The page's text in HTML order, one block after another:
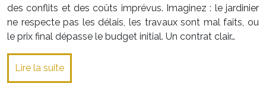
des conflits et des coûts imprévus. Imaginez : le jardinier
ne respecte pas les délais, les travaux sont mal faits, ou
le prix final dépasse le budget initial. Un contrat clair…
Lire la suite